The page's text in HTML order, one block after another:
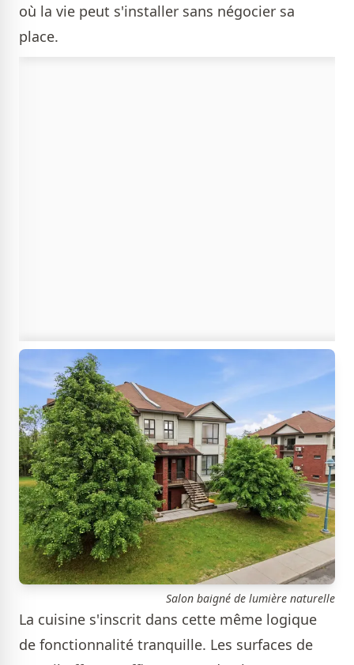
où la vie peut s'installer sans négocier sa
place.
Salon baigné de lumière naturelle
La cuisine s'inscrit dans cette même logique
de fonctionnalité tranquille. Les surfaces de